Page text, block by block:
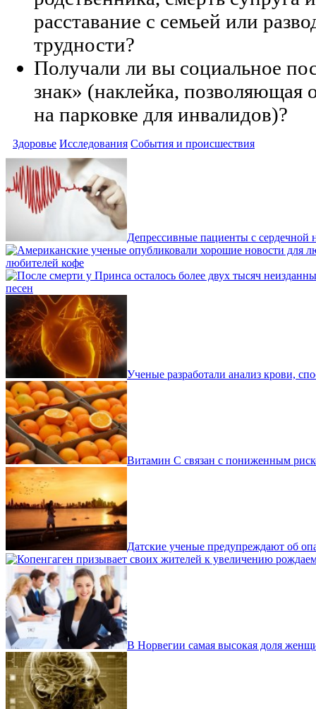
расставание с семьей или
трудности?
Получали ли вы социальное
знак» (наклейка, позволяющая
на парковке для инвалидов)?
Здоровье Исследования События и происшествия
Депрессивные пациенты с сердечной
любителей кофе
песен
Ученые разработали анализ крови,
Витамин С связан с пониженным
Датские ученые предупреждают об
В Норвегии самая высокая доля